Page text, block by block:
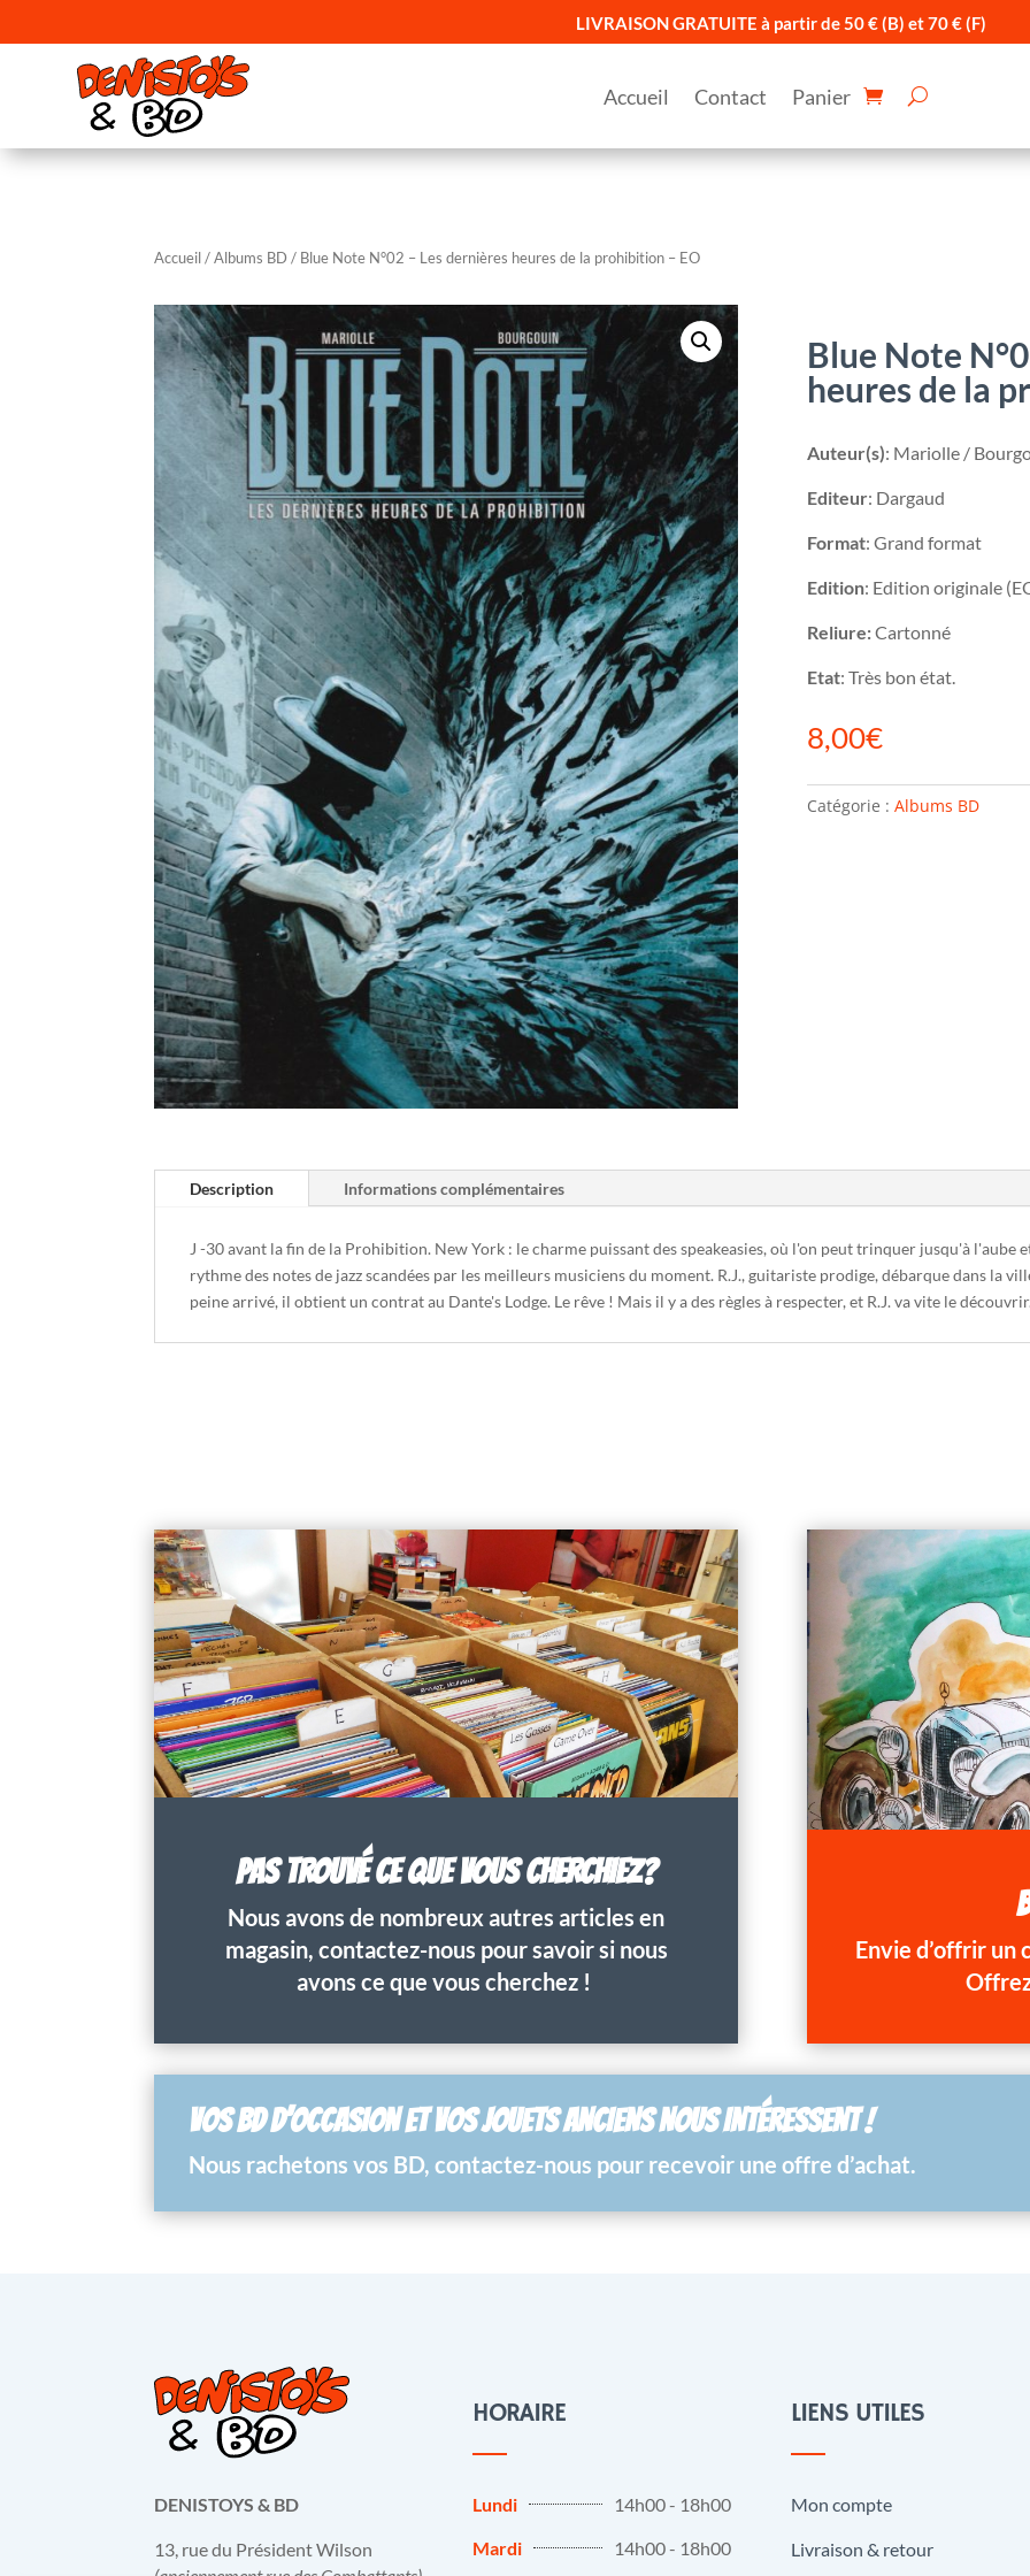
LIVRAISON GRATUITE à partir de 50 € (B) et 70 € (F)
Accueil Contact Panier
Accueil/Albums BD / Blue Note N°02 – Les dernières heures de la prohibition – EO
Blue Note
heures de la
Auteur(s): Mariolle /
Editeur: Dargaud
Format: Grand format
Edition: Edition originale
Reliure:Cartonné
Etat: Très bon état.
8,00€
Catégorie : Albums BD
Description Informations complémentaires
J -30 avant la fin de la Prohibition. New York : le charme puissant des speakeasies, où l'on peut trinquer jusqu'à l'aube
rythme des notes de jazz scandées par les meilleurs musiciens du moment. R.J., guitariste prodige, débarque dans la
peine arrivé, il obtient un contrat au Dante's Lodge. Le rêve ! Mais il y a des règles à respecter, et R.J. va vite le
PAS TROUVÉ CE QUE VOUS CHERCHIEZ?
Nous avons de nombreux autres articles en
magasin, contactez-nous pour savoir si nous
avons ce que vous cherchez !
Envie d’offrir un
VOS BD D’OCCASION ET VOS JOUETS ANCIENS NOUS INTÉRESSENT !
Nous rachetons vos BD, contactez-nous pour recevoir une offre d’achat.
DENISTOYS & BD
13, rue du Président Wilson
HORAIRE
Lundi
14h00 - 18h00
Mardi
14h00 - 18h00
LIENS UTILES
Mon compte
Livraison & retour